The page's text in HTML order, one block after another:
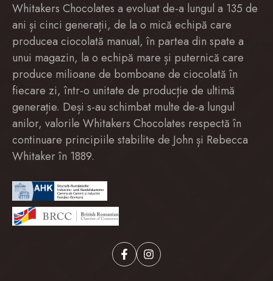
Whitakers Chocolates a evoluat de-a lungul a 135 de
ani și cinci generații, de la o mică echipă care
producea ciocolată manual, în partea din spate a
unui magazin, la o echipă mare și puternică care
produce milioane de bomboane de ciocolată în
fiecare zi, într-o unitate de producție de ultimă
generație. Deși s-au schimbat multe de-a lungul
anilor, valorile Whitakers Chocolates respectă în
continuare principiile stabilite de John și Rebecca
Whitaker în 1889.